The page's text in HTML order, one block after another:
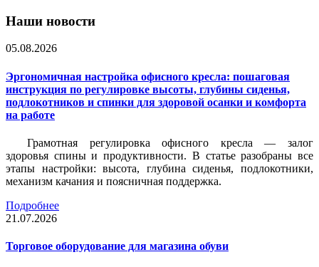
Наши новости
05.08.2026
Эргономичная настройка офисного кресла: пошаговая
инструкция по регулировке высоты, глубины сиденья,
подлокотников и спинки для здоровой осанки и комфорта
на работе
Грамотная регулировка офисного кресла — залог
здоровья спины и продуктивности. В статье разобраны все
этапы настройки: высота, глубина сиденья, подлокотники,
механизм качания и поясничная поддержка.
Подробнее
21.07.2026
Торговое оборудование для магазина обуви